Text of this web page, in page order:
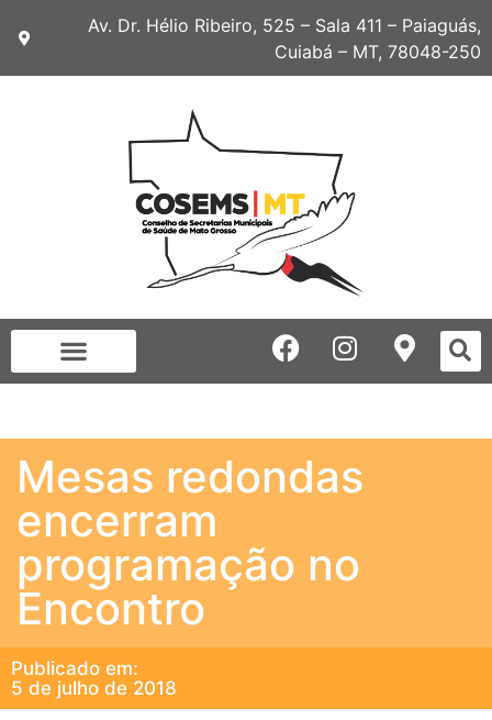
Av. Dr. Hélio Ribeiro, 525 – Sala 411 – Paiaguás,
Cuiabá – MT, 78048-250
Mesas redondas
encerram
programação no
Encontro
Publicado em:
5 de julho de 2018